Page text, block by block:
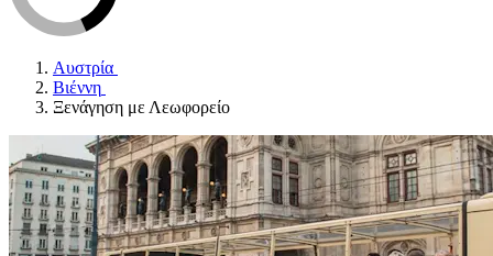
Αυστρία
Βιέννη
Ξενάγηση με Λεωφορείο